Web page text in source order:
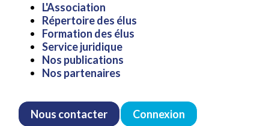
contenu
L'Association
Répertoire des élus
Formation des élus
Service juridique
Nos publications
Nos partenaires
Nous contacter Connexion